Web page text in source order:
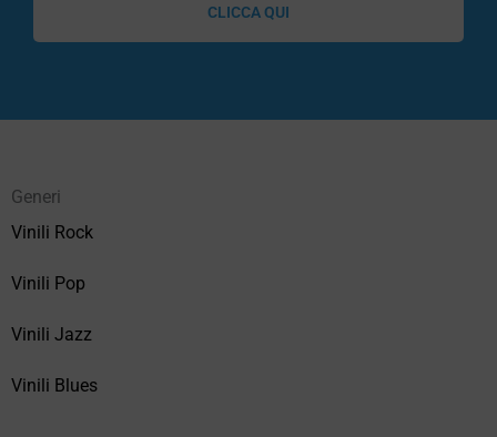
CLICCA QUI
Generi
Vinili Rock
Vinili Pop
Vinili Jazz
Vinili Blues